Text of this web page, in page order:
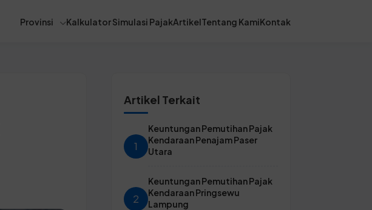
Provinsi Kalkulator Simulasi PajakArtikelTentang KamiKontak
Artikel Terkait
1
Keuntungan Pemutihan Pajak
Kendaraan Penajam Paser
Utara
2
Keuntungan Pemutihan Pajak
Kendaraan Pringsewu
Lampung